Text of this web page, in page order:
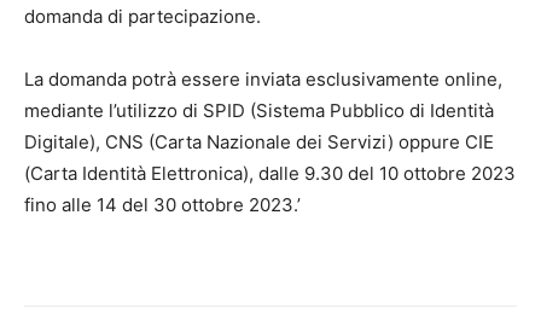
domanda di partecipazione.
La domanda potrà essere inviata esclusivamente online,
mediante l’utilizzo di SPID (Sistema Pubblico di Identità
Digitale), CNS (Carta Nazionale dei Servizi) oppure CIE
(Carta Identità Elettronica), dalle 9.30 del 10 ottobre 2023
fino alle 14 del 30 ottobre 2023.’